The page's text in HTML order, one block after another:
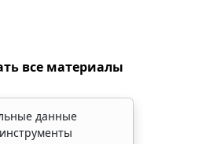
все материалы
данные